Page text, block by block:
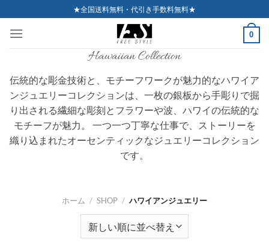
to
content
★全国送料無料・代引き手数料無料★
0
Hawaiian Collection
伝統的な彫金技術と、モチーフワークが魅力的なハワイア
ンジュエリーコレクションは、一枚の銀板から手彫りで掘
り出される繊細な彫刻とフラワーや波、ハワイの伝統的な
モチーフが魅力。 一つ一つ丁寧な仕事で、ストーリーを
織り込まれたオーセンティックなジュエリーコレクション
です。
ホーム / SHOP / ハワイアンジュエリー